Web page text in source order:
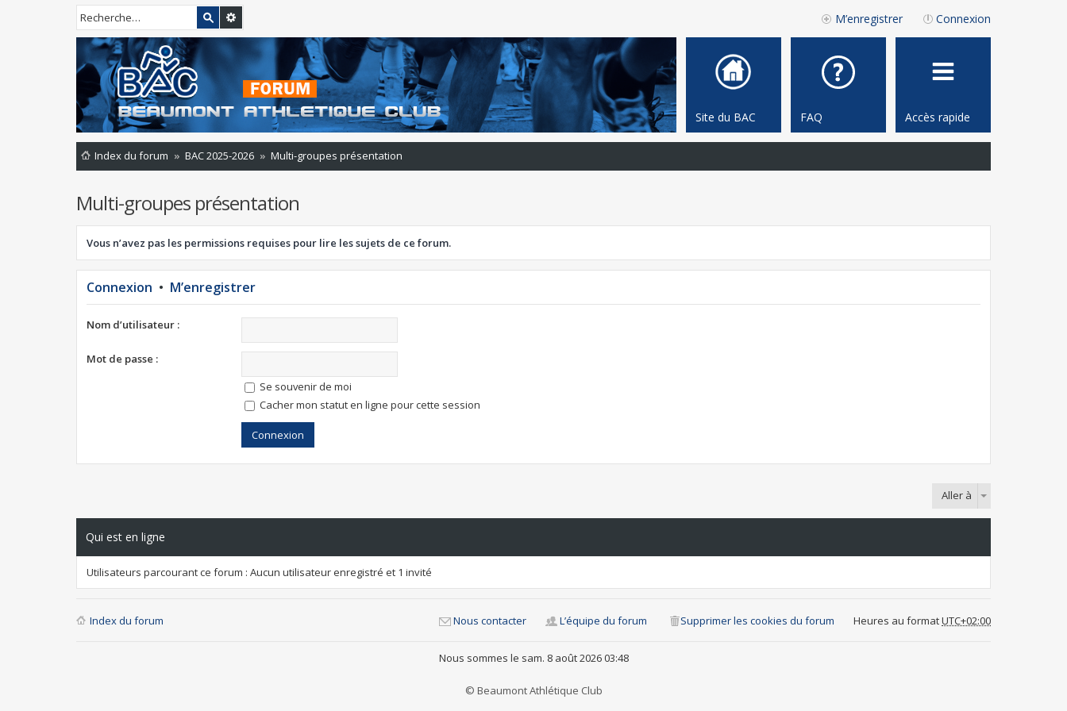
Connexion
M’enregistrer
Accès rapide
FAQ
Site du BAC
Index du forum BAC 2025-2026 Multi-groupes présentation
Multi-groupes présentation
Vous n’avez pas les permissions requises pour lire les sujets de ce forum.
Connexion • M’enregistrer
Nom d’utilisateur :
Mot de passe :
Se souvenir de moi
Cacher mon statut en ligne pour cette session
Aller à
Qui est en ligne
Utilisateurs parcourant ce forum : Aucun utilisateur enregistré et 1 invité
Index du forum Heures au formatUTC+02:00
Supprimer les cookies du forum
L’équipe du forum
Nous contacter
Nous sommes le sam. 8 août 2026 03:48
© Beaumont Athlétique Club